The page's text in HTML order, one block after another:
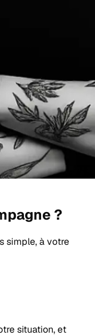
?
simple, à votre
situation, et